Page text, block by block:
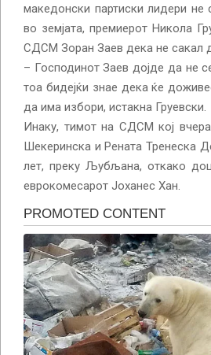
македонски партиски лидери не
во земјата, премиерот Никола
СДСМ Зоран Заев дека не сакал
– Господинот Заев дојде да не
тоа бидејќи знае дека ќе
да има избори, истакна Груевски.
Инаку, тимот на СДСМ кој
Шекеринска и Рената Тренеска
лет, преку Љубљана, откако
еврокомесарот Јоханес Хан.